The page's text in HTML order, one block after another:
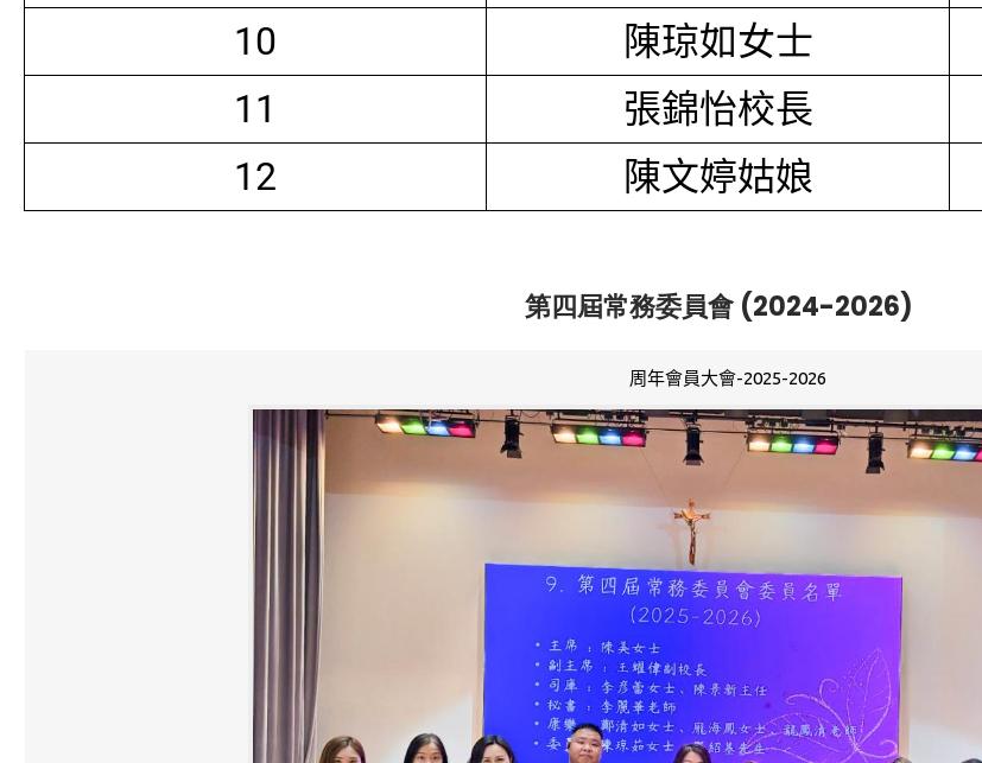
10
陳琼如女士
11
張錦怡校長
12
陳文婷姑娘
第四屆常務委員會 (2024-2026)
周年會員大會-2025-2026